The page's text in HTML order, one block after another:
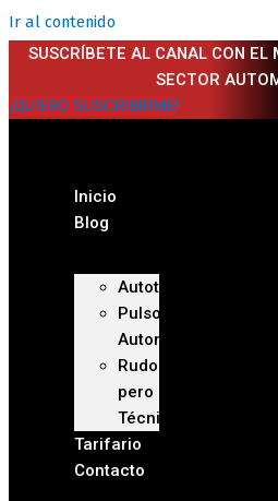
Ir al contenido
SUSCRÍBETE AL CANAL CON EL
SECTOR
¡QUIERO SUSCRIBIRME!
Inicio
Blog
Autoteca
Pulso
Automotriz
Rudo
pero
Técnico
Tarifario
Contacto